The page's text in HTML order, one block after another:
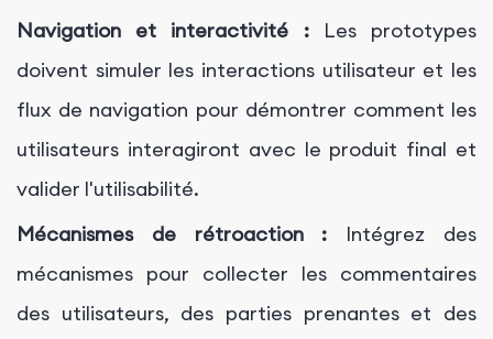
Navigation et interactivité :Les prototypes
doivent simuler les interactions utilisateur et les
flux de navigation pour démontrer comment les
utilisateurs interagiront avec le produit final et
valider l'utilisabilité.
Mécanismes de rétroaction : Intégrez des
mécanismes pour collecter les commentaires
des utilisateurs, des parties prenantes et des